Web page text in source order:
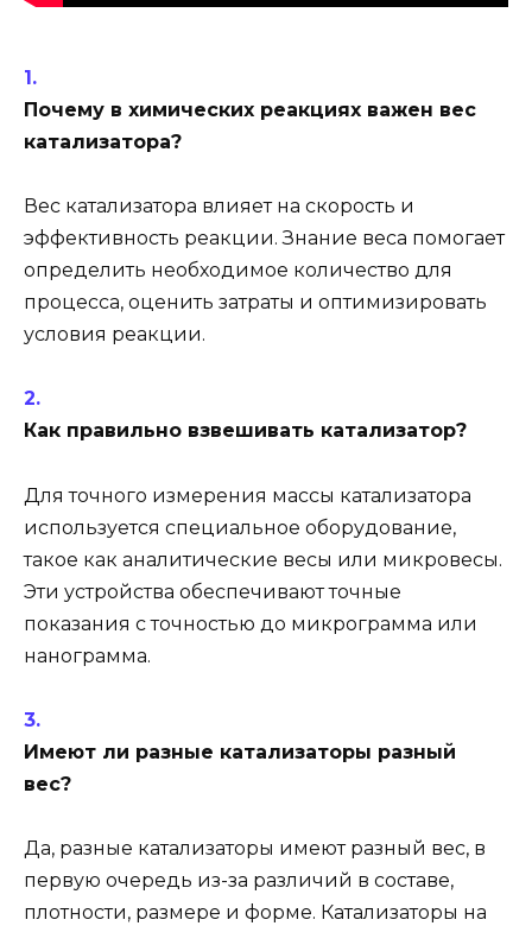
Почему в химических реакциях важен вес
катализатора?
Вес катализатора влияет на скорость и
эффективность реакции. Знание веса помогает
определить необходимое количество для
процесса, оценить затраты и оптимизировать
условия реакции.
Как правильно взвешивать катализатор?
Для точного измерения массы катализатора
используется специальное оборудование,
такое как аналитические весы или микровесы.
Эти устройства обеспечивают точные
показания с точностью до микрограмма или
нанограмма.
Имеют ли разные катализаторы разный
вес?
Да, разные катализаторы имеют разный вес, в
первую очередь из-за различий в составе,
плотности, размере и форме. Катализаторы на